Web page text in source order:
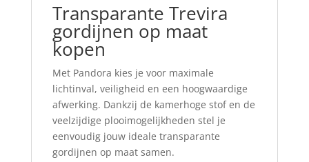
Transparante Trevira
gordijnen op maat
kopen
Met Pandora kies je voor maximale
lichtinval, veiligheid en een hoogwaardige
afwerking. Dankzij de kamerhoge stof en de
veelzijdige plooimogelijkheden stel je
eenvoudig jouw ideale transparante
gordijnen op maat samen.